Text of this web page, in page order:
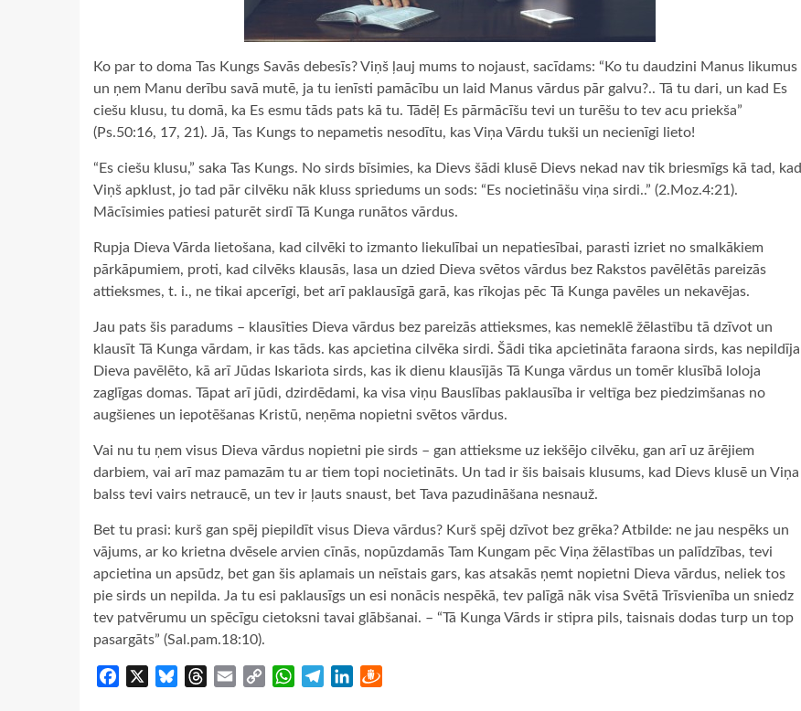
Ko par to doma Tas Kungs Savās debesīs? Viņš ļauj mums to nojaust, sacīdams: “Ko tu daudzini Manus likumus
un ņem Manu derību savā mutē, ja tu ienīsti pamācību un laid Manus vārdus pār galvu?.. Tā tu dari, un kad Es
ciešu klusu, tu domā, ka Es esmu tāds pats kā tu. Tādēļ Es pārmācīšu tevi un turēšu to tev acu priekša”
(Ps.50:16, 17, 21). Jā, Tas Kungs to nepametis nesodītu, kas Viņa Vārdu tukši un necienīgi lieto!
“Es ciešu klusu,” saka Tas Kungs. No sirds bīsimies, ka Dievs šādi klusē Dievs nekad nav tik briesmīgs kā tad, kad
Viņš apklust, jo tad pār cilvēku nāk kluss spriedums un sods: “Es nocietināšu viņa sirdi..” (2.Moz.4:21).
Mācīsimies patiesi paturēt sirdī Tā Kunga runātos vārdus.
Rupja Dieva Vārda lietošana, kad cilvēki to izmanto liekulībai un nepatiesībai, parasti izriet no smalkākiem
pārkāpumiem, proti, kad cilvēks klausās, lasa un dzied Dieva svētos vārdus bez Rakstos pavēlētās pareizās
attieksmes, t. i., ne tikai apcerīgi, bet arī paklausīgā garā, kas rīkojas pēc Tā Kunga pavēles un nekavējas.
Jau pats šis paradums – klausīties Dieva vārdus bez pareizās attieksmes, kas nemeklē žēlastību tā dzīvot un
klausīt Tā Kunga vārdam, ir kas tāds. kas apcietina cilvēka sirdi. Šādi tika apcietināta faraona sirds, kas nepildīja
Dieva pavēlēto, kā arī Jūdas Iskariota sirds, kas ik dienu klausījās Tā Kunga vārdus un tomēr klusībā loloja
zaglīgas domas. Tāpat arī jūdi, dzirdēdami, ka visa viņu Bauslības paklausība ir veltīga bez piedzimšanas no
augšienes un iepotēšanas Kristū, neņēma nopietni svētos vārdus.
Vai nu tu ņem visus Dieva vārdus nopietni pie sirds – gan attieksme uz iekšējo cilvēku, gan arī uz ārējiem
darbiem, vai arī maz pamazām tu ar tiem topi nocietināts. Un tad ir šis baisais klusums, kad Dievs klusē un Viņa
balss tevi vairs netraucē, un tev ir ļauts snaust, bet Tava pazudināšana nesnauž.
Bet tu prasi: kurš gan spēj piepildīt visus Dieva vārdus? Kurš spēj dzīvot bez grēka? Atbilde: ne jau nespēks un
vājums, ar ko krietna dvēsele arvien cīnās, nopūzdamās Tam Kungam pēc Viņa žēlastības un palīdzības, tevi
apcietina un apsūdz, bet gan šis aplamais un neīstais gars, kas atsakās ņemt nopietni Dieva vārdus, neliek tos
pie sirds un nepilda. Ja tu esi paklausīgs un esi nonācis nespēkā, tev palīgā nāk visa Svētā Trīsvienība un sniedz
tev patvērumu un spēcīgu cietoksni tavai glābšanai. – “Tā Kunga Vārds ir stipra pils, taisnais dodas turp un top
pasargāts” (Sal.pam.18:10).
Facebook BlueskyThreads
Email
Copy
WhatsApp
TelegramLinkedIn